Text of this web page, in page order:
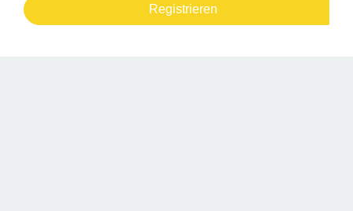
Registrieren